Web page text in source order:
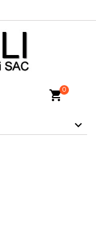
shopping_cart0